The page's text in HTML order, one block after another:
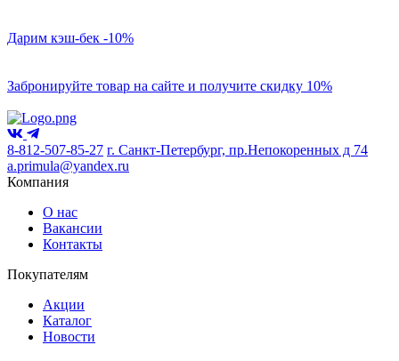
Дарим кэш-бек -10%
Забронируйте товар на сайте и получите скидку 10%
8-812-507-85-27 г. Санкт-Петербург, пр.Непокоренных д 74
a.primula@yandex.ru
Компания
О нас
Вакансии
Контакты
Покупателям
Акции
Каталог
Новости